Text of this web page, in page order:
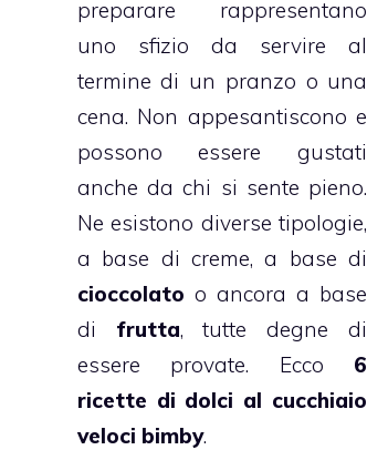
preparare rappresentano
uno sfizio da servire al
termine di un pranzo o una
cena. Non appesantiscono e
possono essere gustati
anche da chi si sente pieno.
Ne esistono diverse tipologie,
a base di creme, a base di
cioccolato o ancora a base
di frutta, tutte degne di
essere provate. Ecco 6
ricette di dolci al cucchiaio
veloci bimby.